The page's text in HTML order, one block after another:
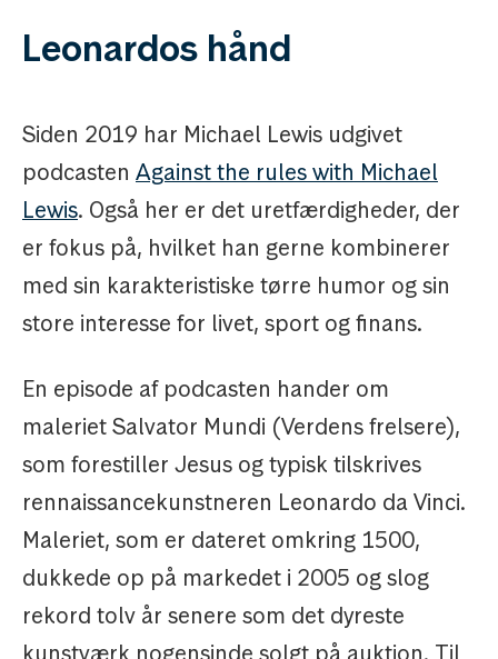
Leonardos hånd
Siden 2019 har Michael Lewis udgivet
podcasten Against the rules with Michael
Lewis. Også her er det uretfærdigheder, der
er fokus på, hvilket han gerne kombinerer
med sin karakteristiske tørre humor og sin
store interesse for livet, sport og finans.
En episode af podcasten hander om
maleriet Salvator Mundi (Verdens frelsere),
som forestiller Jesus og typisk tilskrives
rennaissancekunstneren Leonardo da Vinci.
Maleriet, som er dateret omkring 1500,
dukkede op på markedet i 2005 og slog
rekord tolv år senere som det dyreste
kunstværk nogensinde solgt på auktion. Til